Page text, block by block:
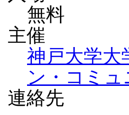
無料
主催
神戸大学大
ン・コミ
連絡先